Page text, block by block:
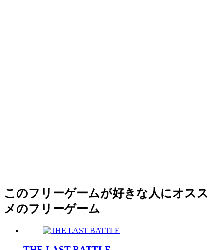
このフリーゲームが好きな人にオスス
メのフリーゲーム